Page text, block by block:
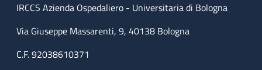
IRCCS Azienda Ospedaliero - Universitaria di Bologna
Via Giuseppe Massarenti, 9, 40138 Bologna
C.F. 92038610371